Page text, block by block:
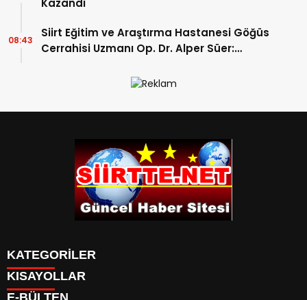
Kazandı
Siirt Eğitim ve Araştırma Hastanesi Göğüs
Cerrahisi Uzmanı Op. Dr. Alper Süer:
Anlamına Gelmez”
08:43
KATEGORİLER
SPOR
KISAYOLLAR